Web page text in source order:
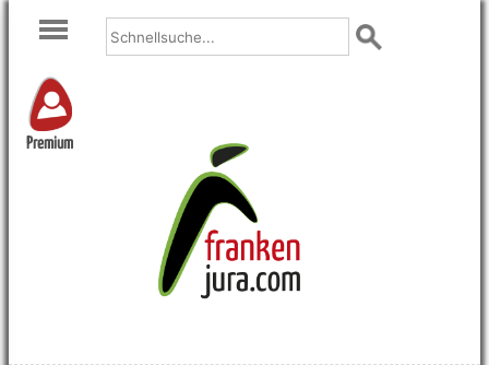
Premium